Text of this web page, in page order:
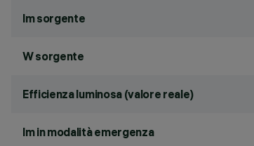
lm sorgente
W sorgente
Efficienza luminosa (valore reale)
lm in modalità emergenza